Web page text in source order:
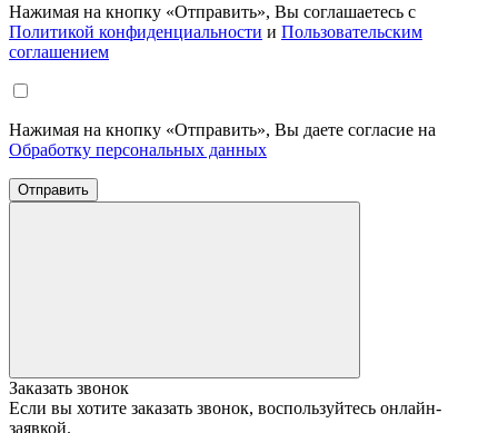
Нажимая на кнопку «Отправить», Вы соглашаетесь с
Политикой конфиденциальности и Пользовательским
соглашением
Нажимая на кнопку «Отправить», Вы даете согласие на
Обработку персональных данных
Отправить
Заказать звонок
Если вы хотите заказать звонок, воспользуйтесь онлайн-
заявкой.